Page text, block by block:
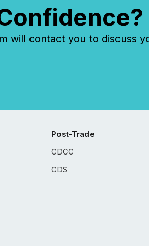
will contact you to discuss
Post-Trade
CDCC
CDS